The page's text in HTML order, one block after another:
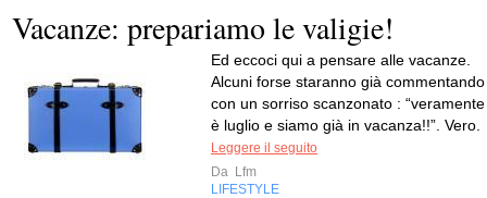
Vacanze: prepariamo le valigie!
Ed eccoci qui a pensare alle vacanze.
Alcuni forse staranno già commentando
con un sorriso scanzonato : “veramente
è luglio e siamo già in vacanza!!”. Vero.
Leggere il seguito
Da Lfm
LIFESTYLE